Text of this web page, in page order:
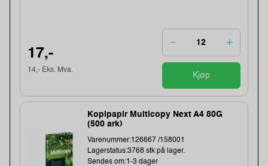
17,-
14,- Eks. Mva.
Kjøp
Kopipapir Multicopy Next A4 80G
(500 ark)
Varenummer:126667 /158001
Lagerstatus:3768 stk på lager.
Sendes om:1-3 dager